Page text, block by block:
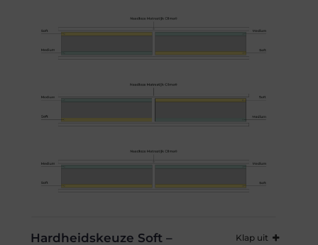
Hardheidskeuze Soft –